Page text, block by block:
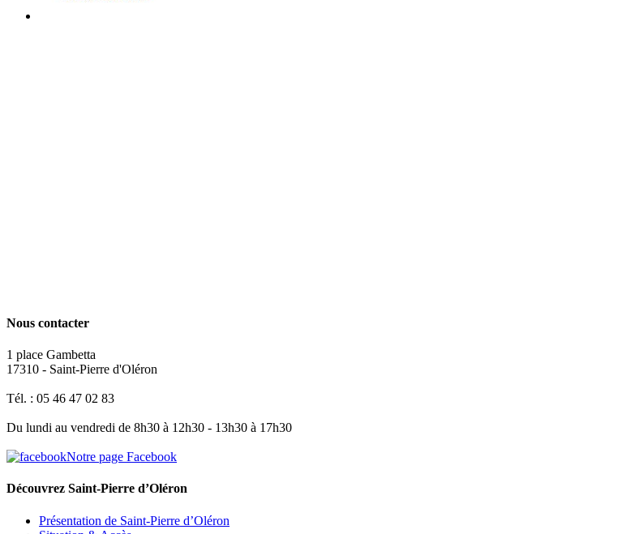
Nous contacter
1 place Gambetta
17310 - Saint-Pierre d'Oléron
Tél. : 05 46 47 02 83
Du lundi au vendredi de 8h30 à 12h30 - 13h30 à 17h30
Notre page Facebook
Découvrez Saint-Pierre d’Oléron
Présentation de Saint-Pierre d’Oléron